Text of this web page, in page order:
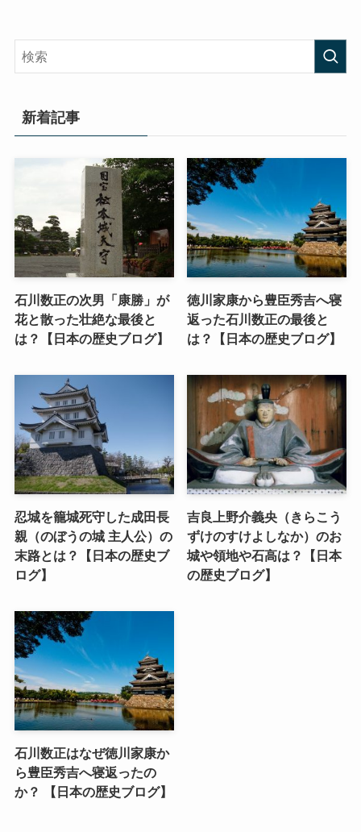
新着記事
石川数正の次男「康勝」が
花と散った壮絶な最後と
は？【日本の歴史ブログ】
徳川家康から豊臣秀吉へ寝
返った石川数正の最後と
は？【日本の歴史ブログ】
忍城を籠城死守した成田長
親（のぼうの城 主人公）の
末路とは？【日本の歴史ブ
ログ】
吉良上野介義央（きらこう
ずけのすけよしなか）のお
城や領地や石高は？【日本
の歴史ブログ】
石川数正はなぜ徳川家康か
ら豊臣秀吉へ寝返ったの
か？ 【日本の歴史ブログ】